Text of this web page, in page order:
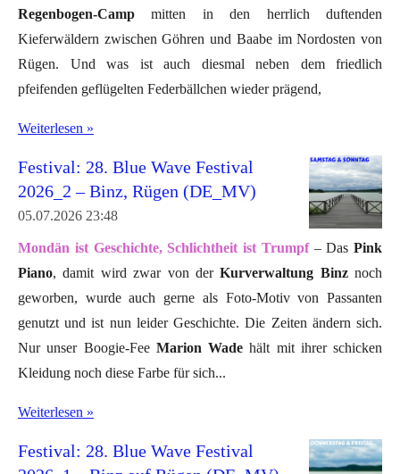
Regenbogen-Camp mitten in den herrlich duftenden
Kieferwäldern zwischen Göhren und Baabe im Nordosten von
Rügen. Und was ist auch diesmal neben dem friedlich
pfeifenden geflügelten Federbällchen wieder prägend,
Weiterlesen »
Festival: 28. Blue Wave Festival
2026_2 – Binz, Rügen (DE_MV)
05.07.2026 23:48
Mondän ist Geschichte, Schlichtheit ist Trumpf– Das Pink
Piano, damit wird zwar von derKurverwaltung Binznoch
geworben, wurde auch gerne als Foto-Motiv von Passanten
genutzt und ist nun leider Geschichte. Die Zeiten ändern sich.
Nur unser Boogie-Fee Marion Wade hält mit ihrer schicken
Kleidung noch diese Farbe für sich...
Weiterlesen »
Festival: 28. Blue Wave Festival